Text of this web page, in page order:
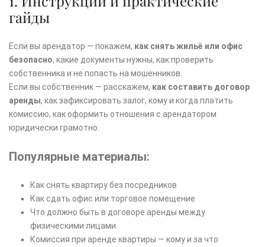
гайды
Если вы арендатор — покажем, как снять жильё или офис
безопасно, какие документы нужны, как проверить
собственника и не попасть на мошенников.
Если вы собственник — расскажем, как составить договор
аренды, как зафиксировать залог, кому и когда платить
комиссию, как оформить отношения с арендатором
юридически грамотно.
Популярные материалы:
Как снять квартиру без посредников
Как сдать офис или торговое помещение
Что должно быть в договоре аренды между
физическими лицами
Комиссия при аренде квартиры — кому и за что